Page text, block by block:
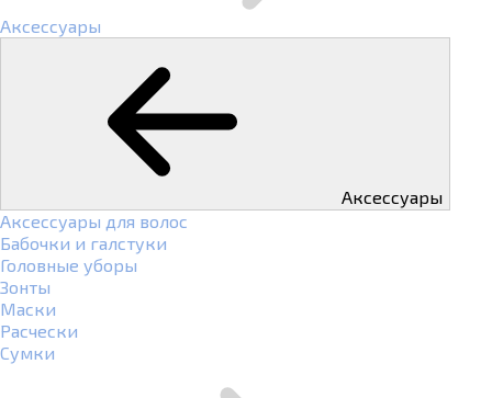
Аксессуары
Аксессуары
Аксессуары для волос
Бабочки и галстуки
Головные уборы
Зонты
Маски
Расчески
Сумки